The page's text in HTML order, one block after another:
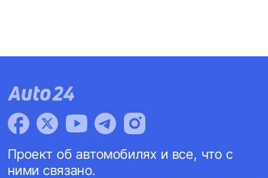
Проект об автомобилях и все, что с
ними связано.